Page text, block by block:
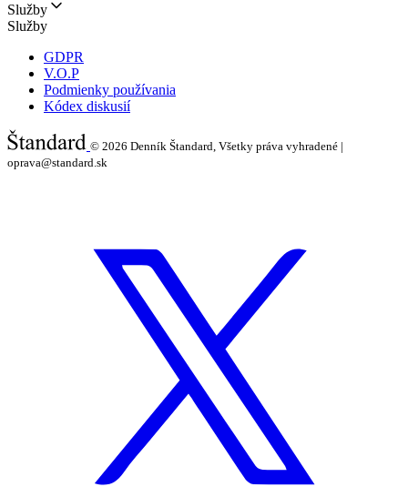
Služby
Služby
GDPR
V.O.P
Podmienky používania
Kódex diskusií
© 2026 Denník Štandard, Všetky práva vyhradené |
oprava@standard.sk